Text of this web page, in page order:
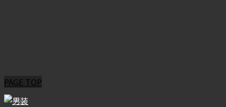
PAGE TOP